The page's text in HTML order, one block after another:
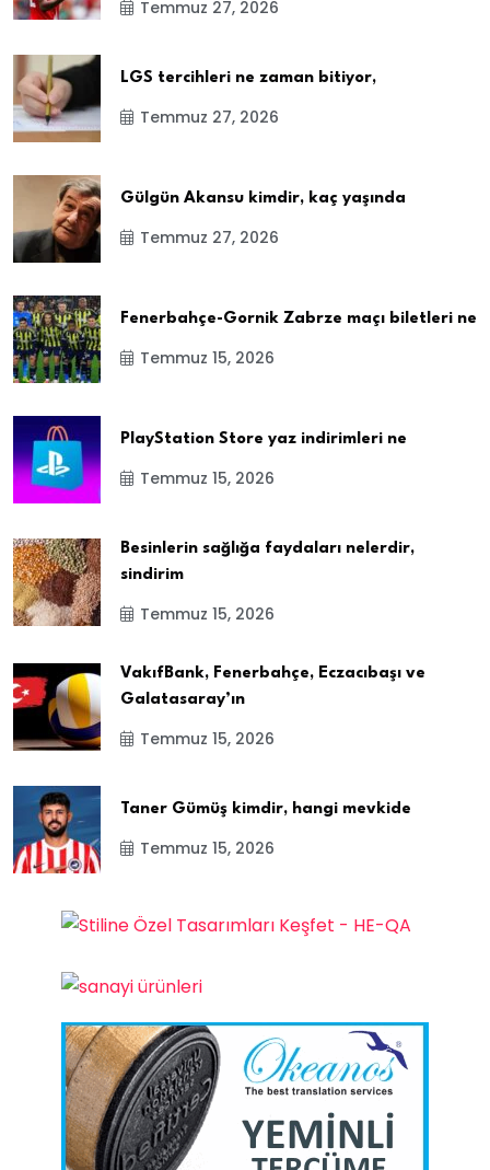
Temmuz 27, 2026
LGS tercihleri ne zaman bitiyor,
Temmuz 27, 2026
Gülgün Akansu kimdir, kaç yaşında
Temmuz 27, 2026
Fenerbahçe-Gornik Zabrze maçı biletleri ne
Temmuz 15, 2026
PlayStation Store yaz indirimleri ne
Temmuz 15, 2026
Besinlerin sağlığa faydaları nelerdir,
sindirim
Temmuz 15, 2026
VakıfBank, Fenerbahçe, Eczacıbaşı ve
Galatasaray’ın
Temmuz 15, 2026
Taner Gümüş kimdir, hangi mevkide
Temmuz 15, 2026